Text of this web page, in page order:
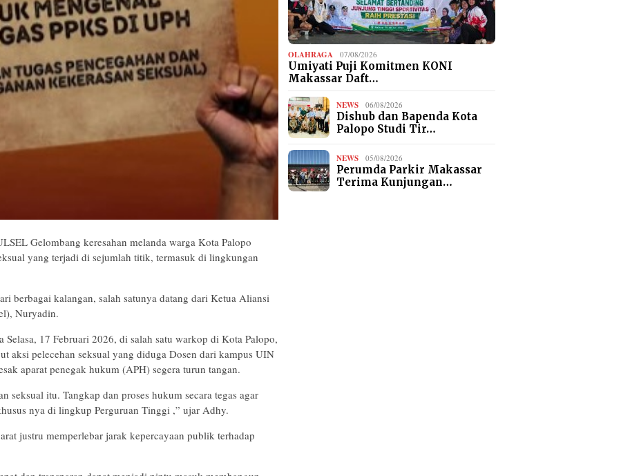
Gelombang keresahan melanda warga Kota Palopo
yang terjadi di sejumlah titik, termasuk di lingkungan
berbagai kalangan, salah satunya datang dari Ketua Aliansi
Nuryadin.
Selasa, 17 Februari 2026, di salah satu warkop di Kota Palopo,
aksi pelecehan seksual yang diduga Dosen dari kampus UIN
aparat penegak hukum (APH) segera turun tangan.
seksual itu. Tangkap dan proses hukum secara tegas agar
nya di lingkup Perguruan Tinggi ,” ujar Adhy.
justru memperlebar jarak kepercayaan publik terhadap
OLAHRAGA 07/08/2026
Umiyati Puji Komitmen KONI
Makassar Daft…
NEWS 06/08/2026
Dishub dan Bapenda Kota
Palopo Studi Tir…
NEWS 05/08/2026
Perumda Parkir Makassar
Terima Kunjungan…